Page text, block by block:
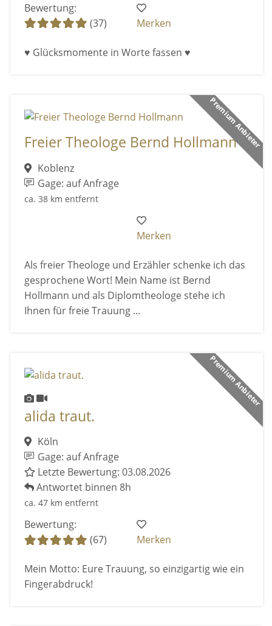
Bewertung:
(37)
Merken
♥ Glücksmomente in Worte fassen ♥
Premium Anbieter
Freier Theologe Bernd Hollmann
Koblenz
Gage: auf Anfrage
ca. 38 km entfernt
Merken
Als freier Theologe und Erzähler schenke ich das
gesprochene Wort! Mein Name ist Bernd
Hollmann und als Diplomtheologe stehe ich
Ihnen für freie Trauung ...
Premium Anbieter
alida traut.
Köln
Gage: auf Anfrage
Letzte Bewertung: 03.08.2026
Antwortet binnen 8h
ca. 47 km entfernt
Bewertung:
(67)
Merken
Mein Motto: Eure Trauung, so einzigartig wie ein
Fingerabdruck!